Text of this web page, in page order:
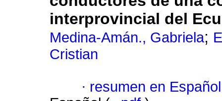
interprovincial del
Medina-Amán., Gabriela;
Cristian
· resumen en Español